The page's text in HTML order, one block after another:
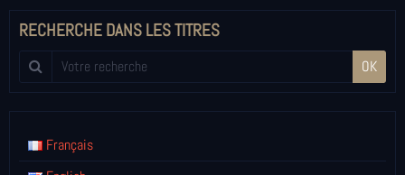
RECHERCHE DANS LES TITRES
OK
Français